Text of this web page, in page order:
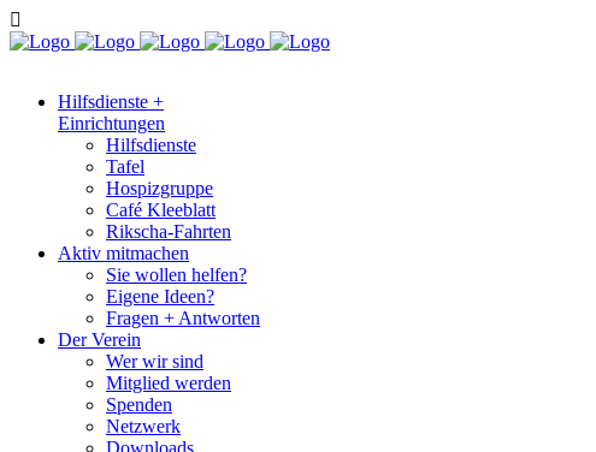
Hilfsdienste +
Einrichtungen
Hilfsdienste
Tafel
Hospizgruppe
Café Kleeblatt
Rikscha-Fahrten
Aktiv mitmachen
Sie wollen helfen?
Eigene Ideen?
Fragen + Antworten
Der Verein
Wer wir sind
Mitglied werden
Spenden
Netzwerk
Downloads